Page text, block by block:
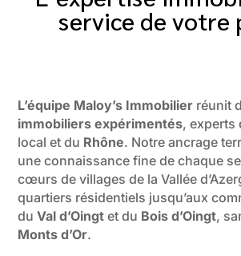
service de votre
L’équipe Maloy’s Immobilier réunit
immobiliers expérimentés, experts
local et du Rhône. Notre ancrage
une connaissance fine de chaque
cœurs de villages de la Vallée
quartiers résidentiels jusqu’aux
duVal d’Oingt et du Bois d’Oingt,
Monts d’Or.